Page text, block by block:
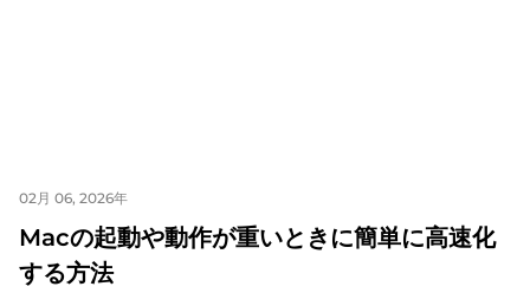
02月 06, 2026年
Macの起動や動作が重いときに簡単に高速化
する方法